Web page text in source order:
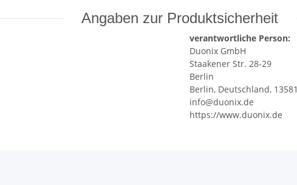
Angaben zur Produktsicherheit
verantwortliche Person:
Duonix GmbH
Staakener Str. 28-29
Berlin
Berlin, Deutschland, 13581
info@duonix.de
https://www.duonix.de